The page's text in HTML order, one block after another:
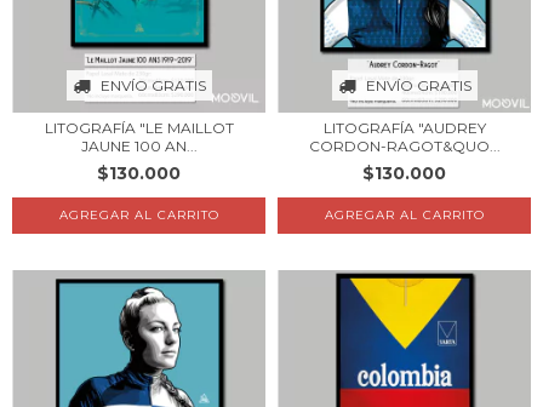
ENVÍO GRATIS
LITOGRAFÍA "LE MAILLOT
JAUNE 100 AN...
$130.000
AGREGAR AL CARRITO
ENVÍO GRATIS
LITOGRAFÍA "AUDREY
CORDON-RAGOT&QUO...
$130.000
AGREGAR AL CARRITO